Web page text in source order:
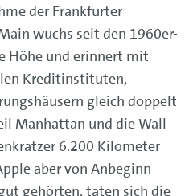
der Frankfurter
wuchs seit den 1960er-
Höhe und erinnert mit
Kreditinstituten,
gleich doppelt
Manhattan und die Wall
6.200 Kilometer
aber von Anbeginn
gehörten, taten sich die